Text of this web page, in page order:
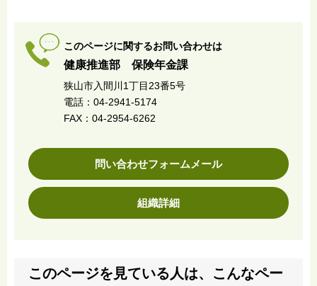
このページに関するお問い合わせは
健康推進部 保険年金課
狭山市入間川1丁目23番5号
電話：04-2941-5174
FAX：04-2954-6262
問い合わせフォームメール
組織詳細
このページを見ている人は、こんなペー